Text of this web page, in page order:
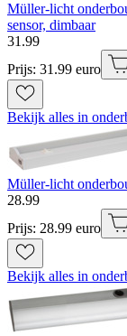
Müller-licht
sensor, dimbaar
31 .99
Prijs: 31.99 euro
Bekijk alles in
Müller-licht
28.99
Prijs: 28.99 euro
Bekijk alles in